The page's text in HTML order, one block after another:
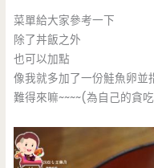
菜單給大家參考一下
除了丼飯之外
也可以加點
像我就多加了一份鮭魚卵並
難得來嘛~~~~(為自己的貪